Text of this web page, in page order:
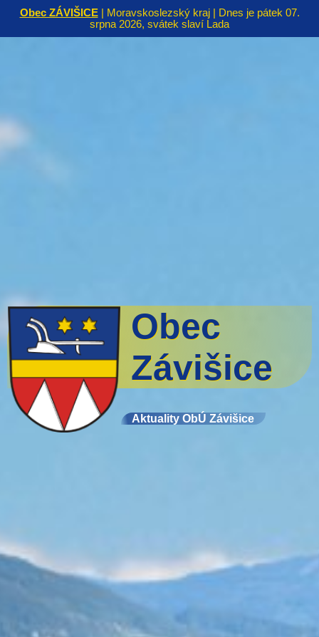
Obec ZÁVIŠICE| Moravskoslezský kraj | Dnes je pátek 07.
srpna 2026, svátek slaví Lada
Obec
Závišice
Aktuality ObÚ Závišice